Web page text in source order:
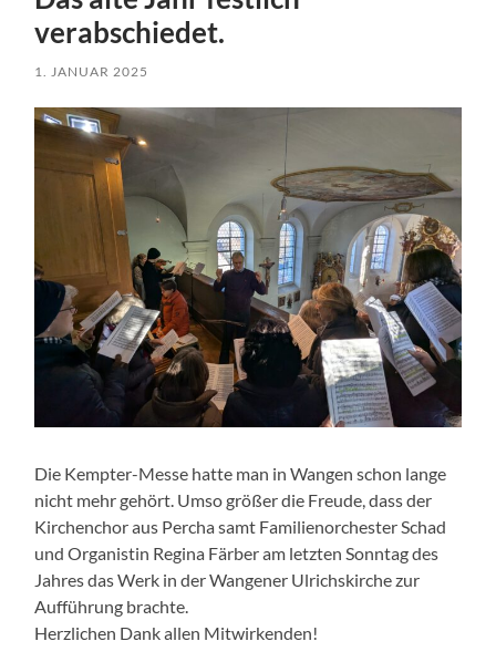
verabschiedet.
1. JANUAR 2025
Die Kempter-Messe hatte man in Wangen schon lange
nicht mehr gehört. Umso größer die Freude, dass der
Kirchenchor aus Percha samt Familienorchester Schad
und Organistin Regina Färber am letzten Sonntag des
Jahres das Werk in der Wangener Ulrichskirche zur
Aufführung brachte.
Herzlichen Dank allen Mitwirkenden!